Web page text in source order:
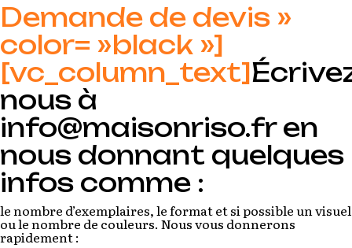
Demande de devis »
color= »black »]
[vc_column_text]
nous à
info@maisonriso.fr en
nous donnant quelques
infos comme :
le nombre d’exemplaires, le format et si possible un visuel
ou le nombre de couleurs. Nous vous donnerons
rapidement :